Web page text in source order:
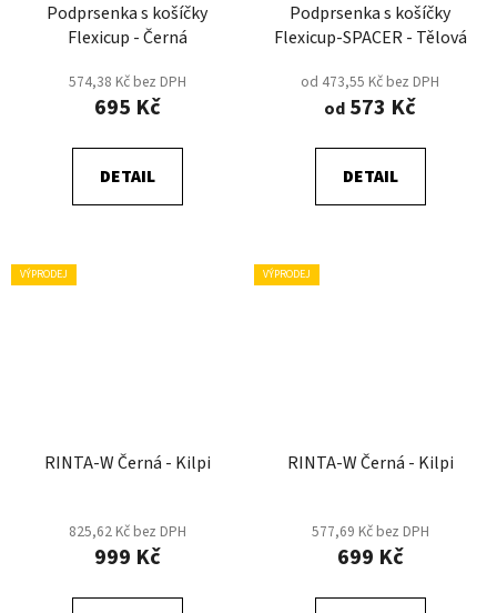
Podprsenka s košíčky
Flexicup - Černá
574,38 Kč bez DPH
695 Kč
DETAIL
Podprsenka s košíčky
Flexicup-SPACER - Tělová
od 473,55 Kč bez DPH
od 573 Kč
DETAIL
VÝPRODEJ
RINTA-W Černá - Kilpi
825,62 Kč bez DPH
999 Kč
VÝPRODEJ
RINTA-W Černá - Kilpi
577,69 Kč bez DPH
699 Kč